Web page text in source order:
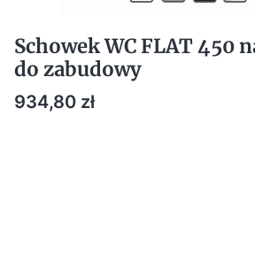
Schowek WC FLAT 450
do zabudowy
Cena
934,80 zł